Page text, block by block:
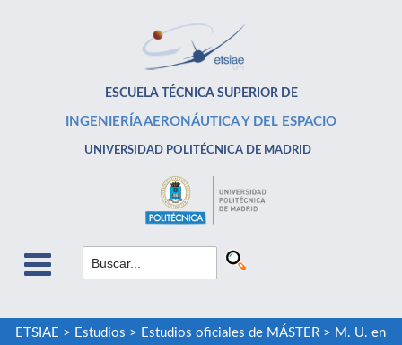
ESCUELA TÉCNICA SUPERIOR DE
INGENIERÍA AERONÁUTICA Y DEL ESPACIO
UNIVERSIDAD POLITÉCNICA DE MADRID
ETSIAE > Estudios > Estudios oficiales de MÁSTER> M. U. en